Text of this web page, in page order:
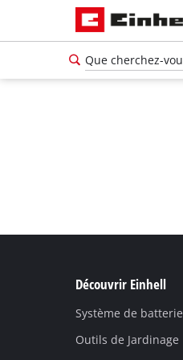
Découvrir Einhell
Système de batterie
Outils de Jardinage